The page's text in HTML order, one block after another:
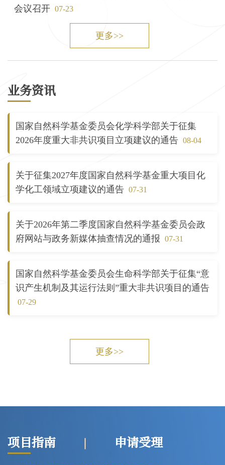
更多>>
会议召开 07-23
业务资讯
更多>>
国家自然科学基金委员会化学科学部关于征集
2026年度重大非共识项目立项建议的通告 08-04
关于征集2027年度国家自然科学基金重大项目化
学化工领域立项建议的通告 07-31
关于2026年第二季度国家自然科学基金委员会政
府网站与政务新媒体抽查情况的通报 07-31
国家自然科学基金委员会生命科学部关于征集“意
识产生机制及其运行法则”重大非共识项目的通告
07-29
项目指南 申请受理